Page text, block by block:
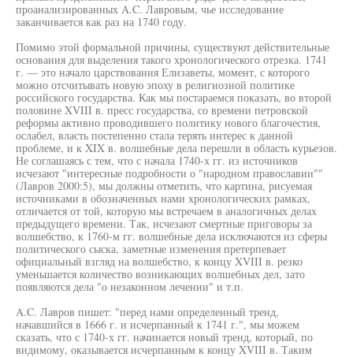
проанализированных A.C. Лавровым, чье исследование
заканчивается как раз на 1740 году.
Помимо этой формальной причины, существуют действительные
основания для выделения такого хронологического отрезка. 1741
г. — это начало царствования Елизаветы, момент, с которого
можно отсчитывать новую эпоху в религиозной политике
российского государства. Как мы постараемся показать, во второй
половине XVIII в. пресс государства, со времени петровской
реформы активно проводившего политику нового благочестия,
ослабел, власть постепенно стала терять интерес к данной
проблеме, и к XIX в. волшебные дела перешли в область курьезов.
Не соглашаясь с тем, что с начала 1740-х гг. из источников
исчезают "интересные подробности о "народном православии""
(Лавров 2000:5), мы должны отметить, что картина, рисуемая
источниками в обозначенных нами хронологических рамках,
отличается от той, которую мы встречаем в аналогичных делах
предыдущего времени. Так, исчезают смертные приговоры за
волшебство, к 1760-м гг. волшебные дела исключаются из сферы
политического сыска, заметные изменения претерпевает
официальный взгляд на волшебство, к концу XVIII в. резко
уменьшается количество возникающих волшебных дел, зато
появляются дела "о незаконном лечении" и т.п.
A.C. Лавров пишет: "перед нами определенный тренд,
начавшийся в 1666 г. и исчерпанный к 1741 г.", мы можем
сказать, что с 1740-х гг. начинается новый тренд, который, по
видимому, оказывается исчерпанным к концу XVIII в. Таким